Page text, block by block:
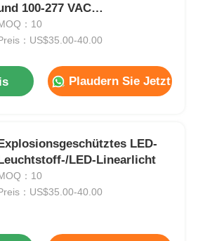
100-277 VAC
für gefährliche
：10
：US$35.00-40.00
Plaudern Sie Jetzt
Explosionsgeschütztes LED-
Leuchtstoff-/LED-Linearlicht
：10
：US$35.00-40.00